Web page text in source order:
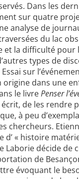
Dans les
sur quatre
analyse de
du lac
la difficulté pour
types de
sur
dans une
le livrePenser
de les rendre
à peu
chercheurs.
d’ « histoire
Laborie décide de
de
évoquant le